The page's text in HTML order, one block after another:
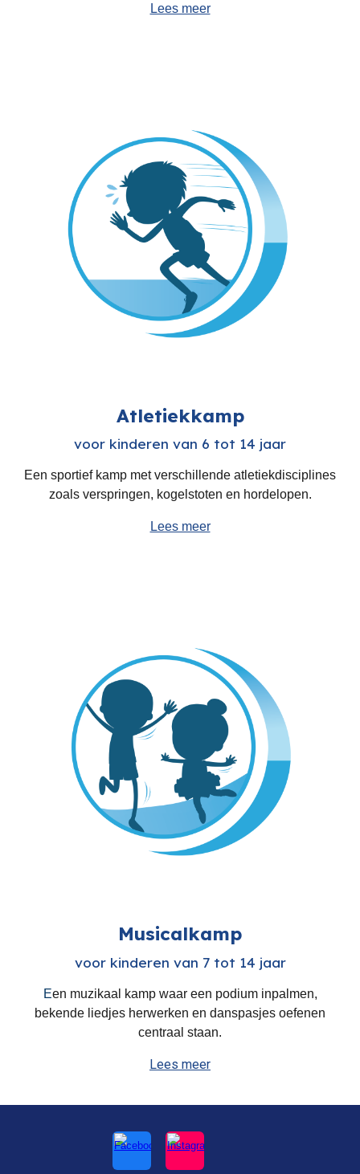
Lees meer
Atletiekkamp
voor kinderen van 6 tot 14 jaar
Een sportief kamp met verschillende atletiekdisciplines
zoals verspringen, kogelstoten en hordelopen.
Lees meer
Musicalkamp
voor kinderen van 7 tot 14 jaar
Een muzikaal kampwaar een podium inpalmen,
bekende liedjes herwerken en danspasjes oefenen
centraal staan.
Lees meer